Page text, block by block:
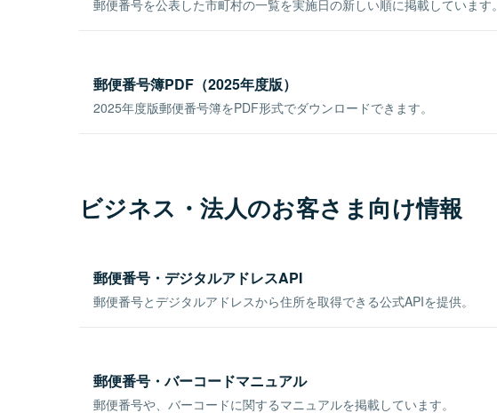
郵便番号を公表した市町村の一覧を実施日の新しい順に掲載しています。
郵便番号簿PDF（2025年度版）
2025年度版郵便番号簿をPDF形式でダウンロードできます。
ビジネス・法人のお客さま向け情報
郵便番号・デジタルアドレスAPI
郵便番号とデジタルアドレスから住所を取得できる公式APIを提供。
郵便番号・バーコードマニュアル
郵便番号や、バーコードに関するマニュアルを掲載しています。